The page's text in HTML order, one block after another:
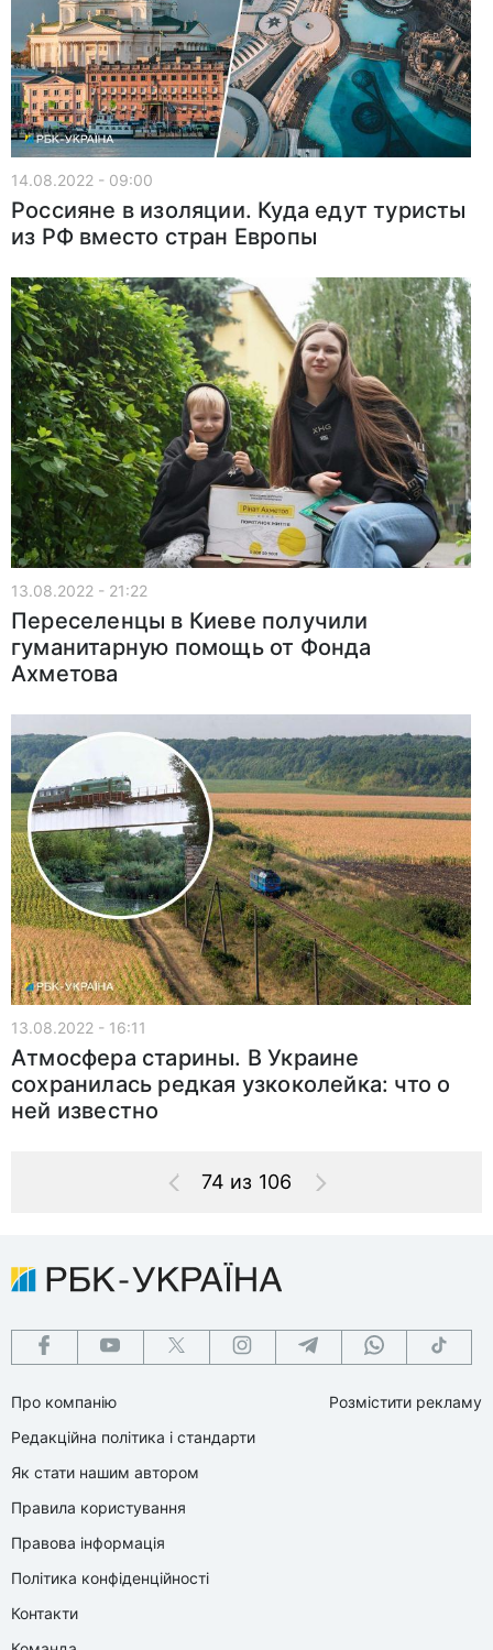
14.08.2022 - 09:00
Россияне в изоляции. Куда едут туристы
из РФ вместо стран Европы
13.08.2022 - 21:22
Переселенцы в Киеве получили
гуманитарную помощь от Фонда
Ахметова
13.08.2022 - 16:11
Атмосфера старины. В Украине
сохранилась редкая узкоколейка: что о
ней известно
74 из 106
Про компанію
Редакційна політика і стандарти
Як стати нашим автором
Правила користування
Правова інформація
Політика конфіденційності
Контакти
Розмістити рекламу